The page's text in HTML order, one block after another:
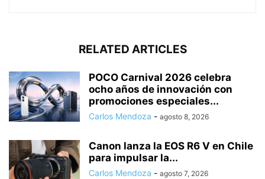
RELATED ARTICLES
POCO Carnival 2026 celebra
ocho años de innovación con
promociones especiales...
Carlos Mendoza - agosto 8, 2026
Canon lanza la EOS R6 V en Chile
para impulsar la...
Carlos Mendoza - agosto 7, 2026